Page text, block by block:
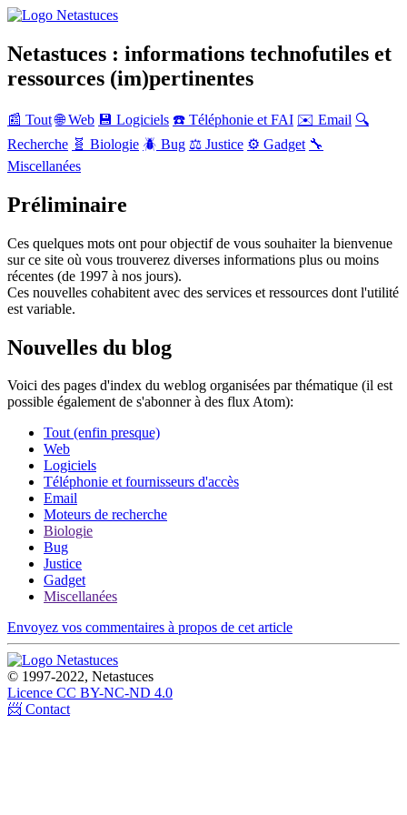
Netastuces : informations technofutiles et
ressources (im)pertinentes
📰 Tout 🌐 Web 💾 Logiciels ☎️ Téléphonie et FAI ✉️ Email 🔍
Recherche 🧬 Biologie 🪲 Bug ⚖️ Justice ⚙️ Gadget 🔧
Miscellanées
Préliminaire
Ces quelques mots ont pour objectif de vous souhaiter la bienvenue
sur ce site où vous trouverez diverses informations plus ou moins
récentes (de 1997 à nos jours).
Ces nouvelles cohabitent avec des services et ressources dont l'utilité
est variable.
Nouvelles du blog
Voici des pages d'index du weblog organisées par thématique (il est
possible également de s'abonner à des flux Atom):
Tout (enfin presque)
Web
Logiciels
Téléphonie et fournisseurs d'accès
Email
Moteurs de recherche
Biologie
Bug
Justice
Gadget
Miscellanées
Envoyez vos commentaires à propos de cet article
© 1997-2022, Netastuces
Licence CC BY-NC-ND 4.0
📨 Contact